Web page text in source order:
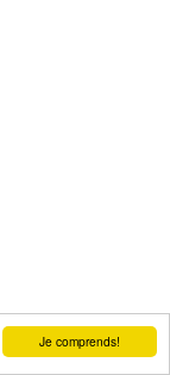
Je comprends!